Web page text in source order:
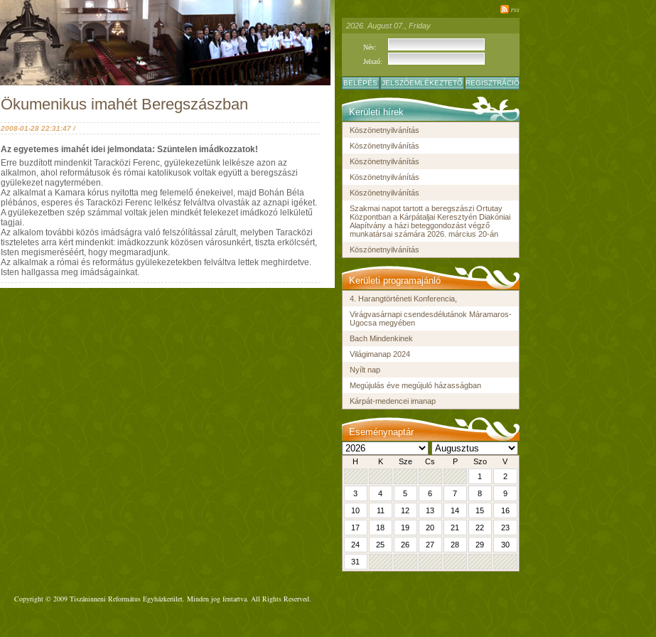
Ökumenikus imahét Beregszászban
2008-01-28 22:31:47 /
Az egyetemes imahét idei jelmondata: Szüntelen imádkozzatok!
Erre buzdított mindenkit Taracközi Ferenc, gyülekezetünk lelkésze azon az
alkalmon, ahol reformátusok és római katolikusok voltak együtt a beregszászi
gyülekezet nagytermében.
Az alkalmat a Kamara kórus nyitotta meg felemelő énekeivel, majd Bohán Béla
plébános, esperes és Taracközi Ferenc lelkész felváltva olvasták az aznapi igéket.
A gyülekezetben szép számmal voltak jelen mindkét felekezet imádkozó lelkületű
tagjai.
Az alkalom további közös imádságra való felszólítással zárult, melyben Taracközi
tiszteletes arra kért mindenkit: imádkozzunk közösen városunkért, tiszta erkölcsért,
Isten megismeréséért, hogy megmaradjunk.
Az alkalmak a római és református gyülekezetekben felváltva lettek meghirdetve.
Isten hallgassa meg imádságainkat.
rss
2026. August 07., Friday
Név:
Jelszó:
BELÉPÉS JELSZÓEMLÉKEZTETŐ REGISZTRÁCIÓ
Kerületi hírek
Köszönetnyilvánítás
Köszönetnyilvánítás
Köszönetnyilvánítás
Köszönetnyilvánítás
Köszönetnyilvánítás
Szakmai napot tartott a beregszászi Ortutay
Központban a Kárpátaljai Keresztyén Diakóniai
Alapítvány a házi beteggondozást végző
munkatársai számára 2026. március 20-án
Köszönetnyilvánítás
Kerületi programajánló
4. Harangtörténeti Konferencia,
Virágvasárnapi csendesdélutánok Máramaros-
Ugocsa megyében
Bach Mindenkinek
Világimanap 2024
Nyílt nap
Megújulás éve megújuló házasságban
Kárpát-medencei imanap
Eseménynaptár
H K Sze Cs P Szo
V
1
2
3
4 5 6 7 8
9
10
11 12 13 14 15
16
17
18 19 20 21 22
23
24
25 26 27 28 29
30
31
Copyright © 2009 Tiszáninneni Református Egyházkerület. Minden jog fentartva. All Rights Reserved.